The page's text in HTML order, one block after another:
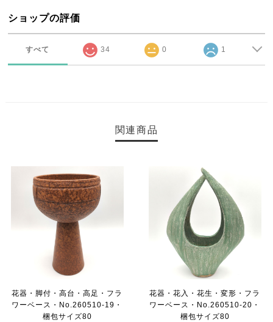
ショップの評価
すべて 34 0 1
関連商品
花器・脚付・高台・高足・フラ
ワーベース・No.260510-19・
梱包サイズ80
花器・花入・花生・変形・フラ
ワーベース・No.260510-20・
梱包サイズ80